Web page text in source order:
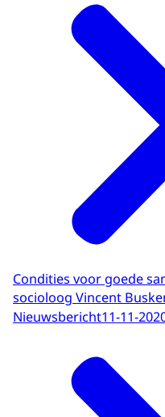
Condities voor goede
socioloog Vincent
Nieuwsbericht11-11-